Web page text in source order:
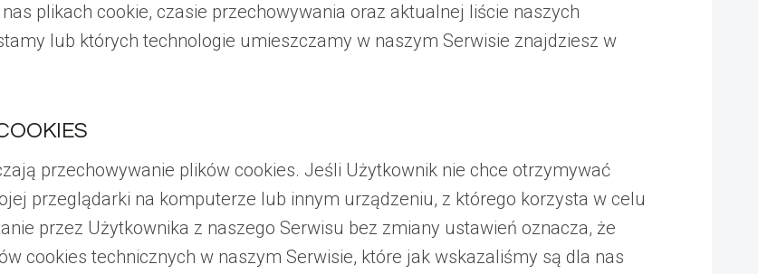
plikach cookie, czasie przechowywania oraz aktualnej liście naszych
lub których technologie umieszczamy w naszym Serwisie znajdziesz w
przechowywanie plików cookies. Jeśli Użytkownik nie chce otrzymywać
przeglądarki na komputerze lub innym urządzeniu, z którego korzysta w celu
przez Użytkownika z naszego Serwisu bez zmiany ustawień oznacza, że
cookies technicznych w naszym Serwisie, które jak wskazaliśmy są dla nas